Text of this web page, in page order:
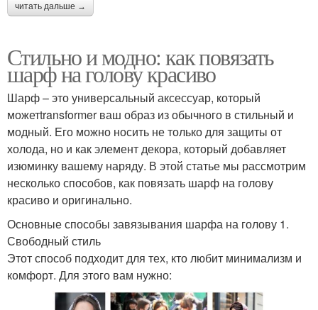
читать дальше →
Стильно и модно: как повязать
шарф на голову красиво
Шарф – это универсальный аксессуар, который
можетtransformer ваш образ из обычного в стильный и
модный. Его можно носить не только для защиты от
холода, но и как элемент декора, который добавляет
изюминку вашему наряду. В этой статье мы рассмотрим
несколько способов, как повязать шарф на голову
красиво и оригинально.
Основные способы завязывания шарфа на голову 1.
Свободный стиль
Этот способ подходит для тех, кто любит минимализм и
комфорт. Для этого вам нужно: